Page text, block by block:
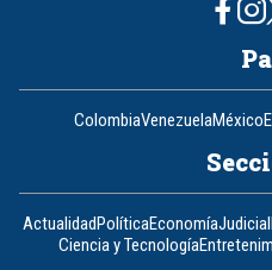
ColombiaVenezuelaMéxico
ActualidadPolíticaEconomíaJudicial
Ciencia y Tecnología